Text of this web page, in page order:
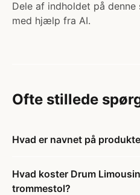
Dele af indholdet på
med hjælp fra AI.
Ofte stillede
Hvad er navnet på
Hvad koster Drum
trommestol?